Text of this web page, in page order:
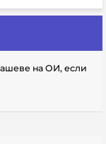
на ОИ, если